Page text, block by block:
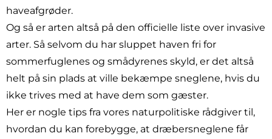
haveafgrøder.
Og så er arten altså på den officielle liste over invasive
arter. Så selvom du har sluppet haven fri for
sommerfuglenes og smådyrenes skyld, er det altså
helt på sin plads at ville bekæmpe sneglene, hvis du
ikke trives med at have dem som gæster.
Her er nogle tips fra vores naturpolitiske rådgiver til,
hvordan du kan forebygge, at dræbersneglene får